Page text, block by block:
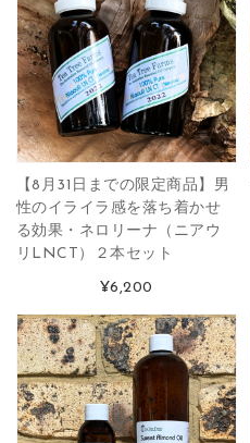
【8月31日までの限定商品】男
性のイライラ感を落ち着かせ
る効果・ネロリーナ（ニアウ
リLNCT）２本セット
¥6,200